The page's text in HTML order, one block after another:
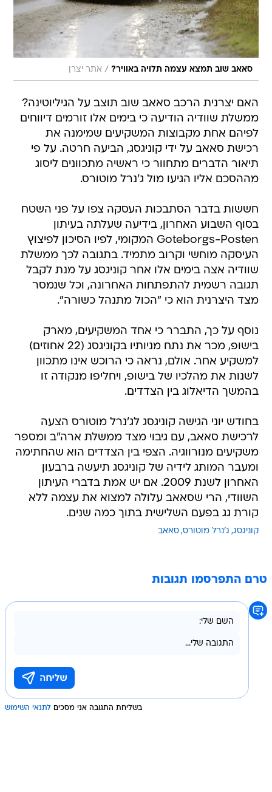
סאאב שוב תמצא עצמה תלויה באוויר? / אתר יצרן
האם יצרנית הרכב סאאב שוב תוצב על הגיליוטינה?
ממשלת שוודיה הודיעה כי בימים אלו זורמים דיווחים
לפיהם אחת מקבוצות המשקיעים שמימנה את
רכישת סאאב על ידי קוניגסג, הביעה חרטה. על פי
תיאור הדברים מתחוור כי ראשיה מתכוונים ליסוג
מההסכם אליו הגיעו מול ג'נרל מוטורס.
חששות בדבר הסתבכות העסקה צפו על פני השטח
בסוף השבוע האחרון, בידיעה שעלתה בעיתון
Goteborgs-Posten המקומי, לפיו הסיכון לפיצוץ
העיסקה מוחשי וקרוב מתמיד. בתגובה לכך ממשלת
שוודיה אצה בימים אלו אחר קוניגסג על מנת לקבל
תגובה רשמית להתפתחות האחרונה, וכל שנמסר
מצד היצרנית הוא כי "הכול מתנהל כשורה".
נוסף על כך, התברר כי אחד המשקיעים, מארק
בישופ, מכר את נתח מניותיו בקוניגסג (22 אחוזים)
למשקיע אחר. אולם, נראה כי הרוכש אינו מתכוון
לשנות את מהלכיו של בישופ, ויחליפו מנקודה זו
בהמשך הדיאלוג בין הצדדים.
בחודש יוני הגישה קוניגסג לג'נרל מוטורס הצעה
לרכישת סאאב, עם גיבוי מצד ממשלת ארה"ב ומספר
משקיעים מנורווגיה. הצפי בין הצדדים הוא שהחתימה
ומעבר המותג לידיה של קוניגסג תיעשה ברבעון
האחרון לשנת 2009. אם יש אמת בדברי העיתון
השוודי, הרי שסאאב עלולה למצוא את עצמה ללא
קורת גג בפעם השלישית בתוך כמה שנים.
קוניגסג ג'נרל מוטורס סאאב
טרם התפרסמו תגובות
בשליחת התגובה אני מסכים לתנאי השימוש